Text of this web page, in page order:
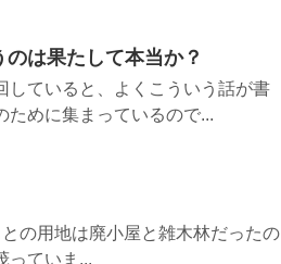
のは果たして本当か？
していると、よくこういう話が書
ために集まっているので...
の用地は廃小屋と雑木林だったの
っていま...